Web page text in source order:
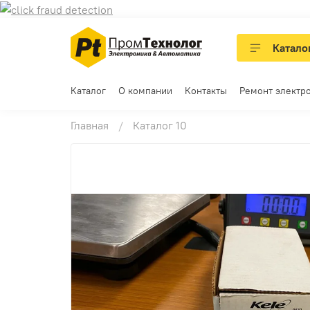
Каталог О компании Контакты Ремонт
Главная Каталог 10